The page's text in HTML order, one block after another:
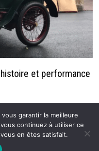
et performance
Auto / Moto pour tous
garantir la meilleure
continuez à utiliser ce
en êtes satisfait.